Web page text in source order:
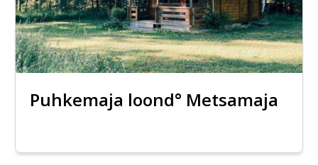
Puhkemaja loond° Metsamaja